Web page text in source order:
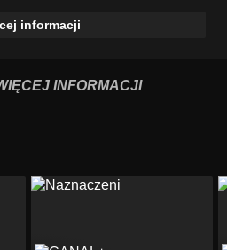
informacji
INFORMACJI